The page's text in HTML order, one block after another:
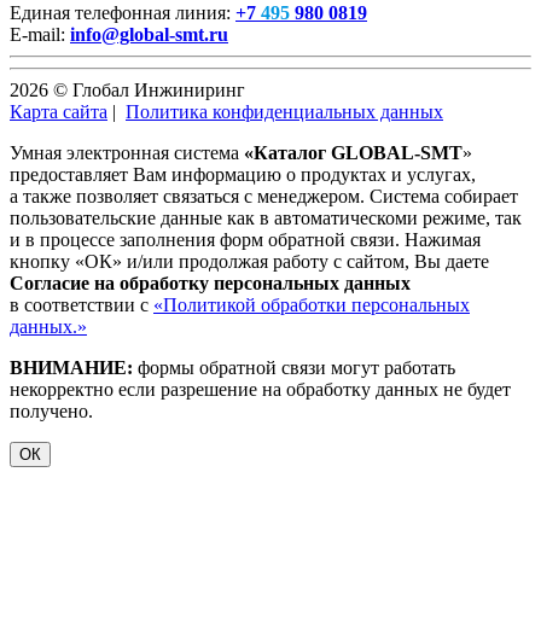
Единая телефонная линия: +7 495 980 0819
E-mail: info@global-smt.ru
2026 © Глобал Инжиниринг
Карта сайта | Политика конфиденциальных данных
Умная электронная система «Каталог GLOBAL-SMT»
предоставляет Вам информацию о продуктах и услугах,
а также позволяет связаться с менеджером. Система собирает
пользовательские данные как в автоматическоми режиме, так
и в процессе заполнения форм обратной связи. Нажимая
кнопку «ОК» и/или продолжая работу с сайтом, Вы даете
Согласие на обработку персональных данных
в соответствии с «Политикой обработки персональных
данных.»
ВНИМАНИЕ: формы обратной связи могут работать
некорректно если разрешение на обработку данных не будет
получено.
ОК